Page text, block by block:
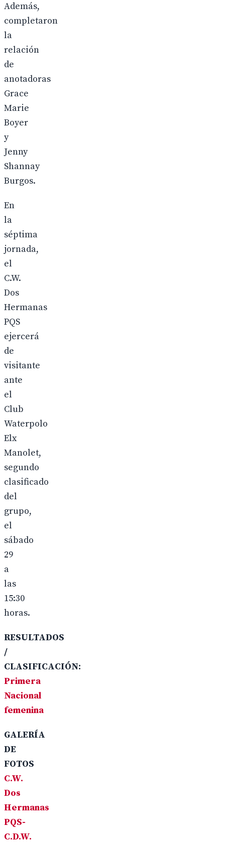
Además,
completaron
la
relación
de
anotadoras
Grace
Marie
Boyer
y
Jenny
Shannay
Burgos.
En
la
séptima
jornada,
el
C.W.
Dos
Hermanas
PQS
ejercerá
de
visitante
ante
el
Club
Waterpolo
Elx
Manolet,
segundo
clasificado
del
grupo,
el
sábado
29
a
las
15:30
horas.
RESULTADOS
/
CLASIFICACIÓN:
Primera
Nacional
femenina
GALERÍA
DE
FOTOS
C.W.
Dos
Hermanas
PQS-
C.D.W.